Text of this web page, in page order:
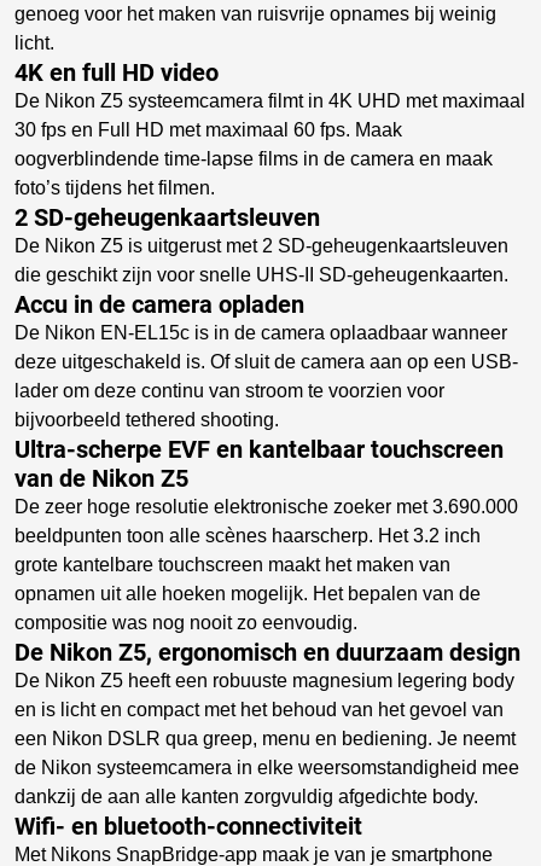
genoeg voor het maken van ruisvrije opnames bij weinig
licht.
4K en full HD video
De Nikon Z5 systeemcamera filmt in 4K UHD met maximaal
30 fps en Full HD met maximaal 60 fps. Maak
oogverblindende time-lapse films in de camera en maak
foto’s tijdens het filmen.
2 SD-geheugenkaartsleuven
De Nikon Z5 is uitgerust met 2 SD-geheugenkaartsleuven
die geschikt zijn voor snelle UHS-II SD-geheugenkaarten.
Accu in de camera opladen
De Nikon EN-EL15c is in de camera oplaadbaar wanneer
deze uitgeschakeld is. Of sluit de camera aan op een USB-
lader om deze continu van stroom te voorzien voor
bijvoorbeeld tethered shooting.
Ultra-scherpe EVF en kantelbaar touchscreen
van de Nikon Z5
De zeer hoge resolutie elektronische zoeker met 3.690.000
beeldpunten toon alle scènes haarscherp. Het 3.2 inch
grote kantelbare touchscreen maakt het maken van
opnamen uit alle hoeken mogelijk. Het bepalen van de
compositie was nog nooit zo eenvoudig.
De Nikon Z5, ergonomisch en duurzaam design
De Nikon Z5 heeft een robuuste magnesium legering body
en is licht en compact met het behoud van het gevoel van
een Nikon DSLR qua greep, menu en bediening. Je neemt
de Nikon systeemcamera in elke weersomstandigheid mee
dankzij de aan alle kanten zorgvuldig afgedichte body.
Wifi- en bluetooth-connectiviteit
Met Nikons SnapBridge-app maak je van je smartphone